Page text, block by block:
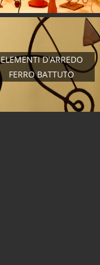
ELEMENTI D'ARREDO
FERRO BATTUTO